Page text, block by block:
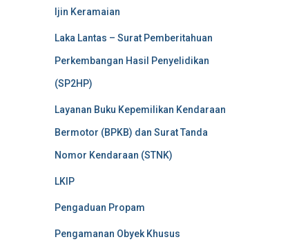
Ijin Keramaian
Laka Lantas – Surat Pemberitahuan
Perkembangan Hasil Penyelidikan
(SP2HP)
Layanan Buku Kepemilikan Kendaraan
Bermotor (BPKB) dan Surat Tanda
Nomor Kendaraan (STNK)
LKIP
Pengaduan Propam
Pengamanan Obyek Khusus